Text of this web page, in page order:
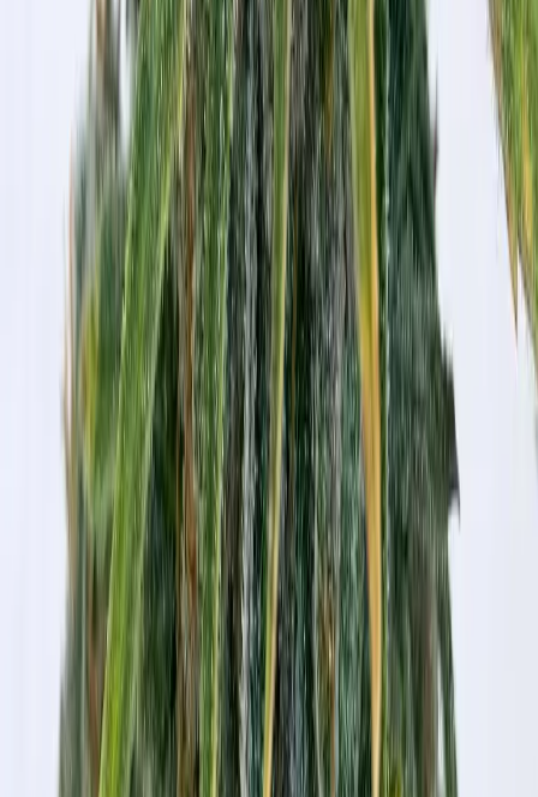
Sativa Strains Indica Strains Hybrid Strains
Standorte